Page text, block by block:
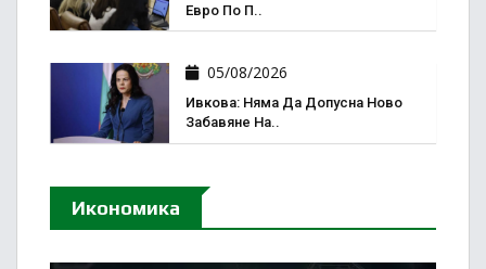
Евро По П..
05/08/2026
Ивкова: Няма Да Допусна Ново
Забавяне На..
Икономика